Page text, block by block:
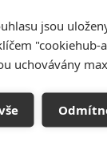
Hugh
Pokud
akorát
jsou
"cookiehub-
uchovávány